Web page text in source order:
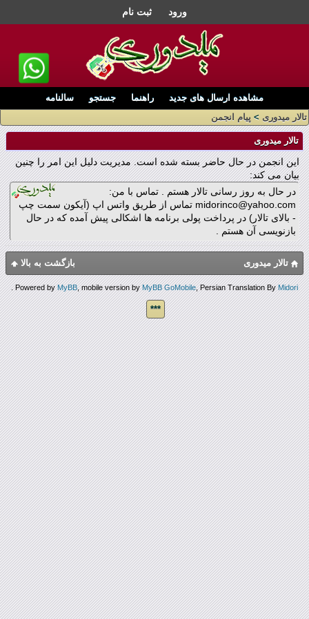
ورود ثبت نام
مشاهده ارسال های جدید راهنما جستجو
سالنامه
تالار میدوری > پیام انجمن
تالار میدوری
این انجمن در حال حاضر بسته شده است. مدیریت دلیل این امر را چنین
بیان می کند:
در حال به روز رسانی تالار هستم . تماس با من:
midorinco@yahoo.com تماس از طریق واتس اپ (آیکون سمت چپ
- بالای تالار) در پرداخت پولی برنامه ها اشکالی پیش آمده که در حال
بازنویسی آن هستم .
بازگشت به بالا تالار میدوری
Powered byMyBB, mobile version byMyBB GoMobile, Persian Translation ByMidori
.
***